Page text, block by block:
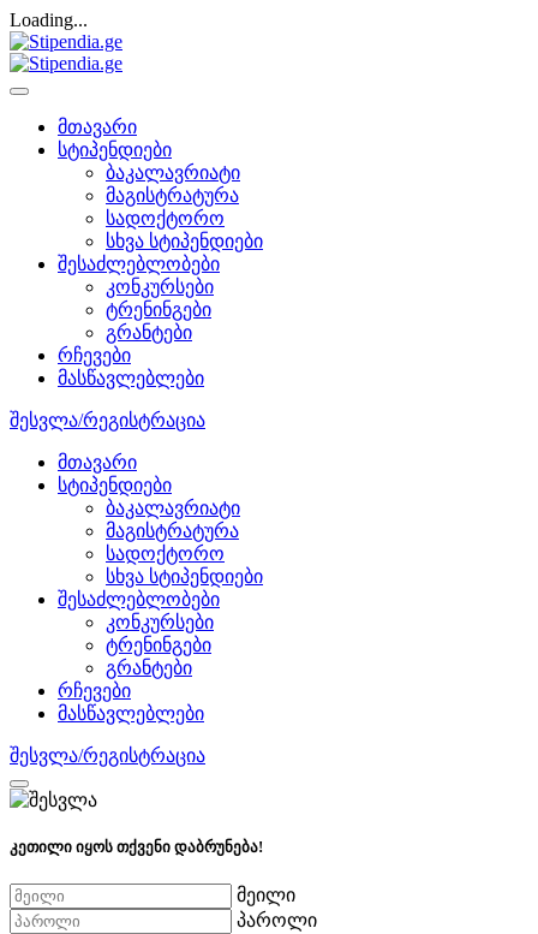
Loading...
მთავარი
სტიპენდიები
ბაკალავრიატი
მაგისტრატურა
სადოქტორო
სხვა სტიპენდიები
შესაძლებლობები
კონკურსები
ტრენინგები
გრანტები
რჩევები
მასწავლებლები
შესვლა/რეგისტრაცია
მთავარი
სტიპენდიები
ბაკალავრიატი
მაგისტრატურა
სადოქტორო
სხვა სტიპენდიები
შესაძლებლობები
კონკურსები
ტრენინგები
გრანტები
რჩევები
მასწავლებლები
შესვლა/რეგისტრაცია
კეთილი იყოს თქვენი დაბრუნება!
მეილი
პაროლი